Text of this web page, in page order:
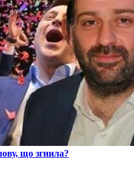
що згнила?